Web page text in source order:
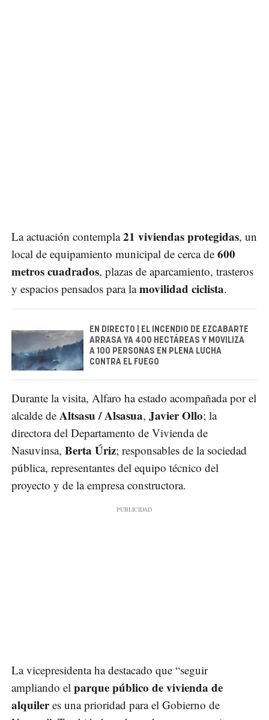
La actuación contempla21 viviendas protegidas, un
local de equipamiento municipal de cerca de 600
metros cuadrados, plazas de aparcamiento, trasteros
y espacios pensados para lamovilidad ciclista.
EN DIRECTO | EL INCENDIO DE EZCABARTE
ARRASA YA 400 HECTÁREAS Y MOVILIZA
A 100 PERSONAS EN PLENA LUCHA
CONTRA EL FUEGO
Durante la visita, Alfaro ha estado acompañada por el
alcalde de Altsasu / Alsasua, Javier Ollo; la
directora del Departamento de Vivienda de
Nasuvinsa, Berta Úriz; responsables de la sociedad
pública, representantes del equipo técnico del
proyecto y de la empresa constructora.
La vicepresidenta ha destacado que “seguir
ampliando el parque público de vivienda de
alquileres una prioridad para el Gobierno de